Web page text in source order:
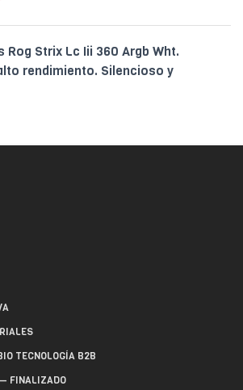
Rog Strix Lc Iii 360 Argb Wht.
rendimiento. Silencioso y
TECNOLOGÍA B2B
FINALIZADO